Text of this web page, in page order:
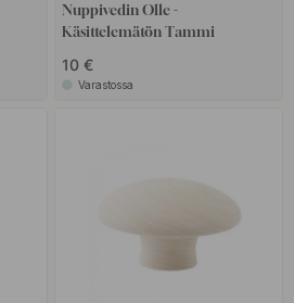
Nuppivedin Olle -
Käsittelemätön Tammi
10 €
Varastossa